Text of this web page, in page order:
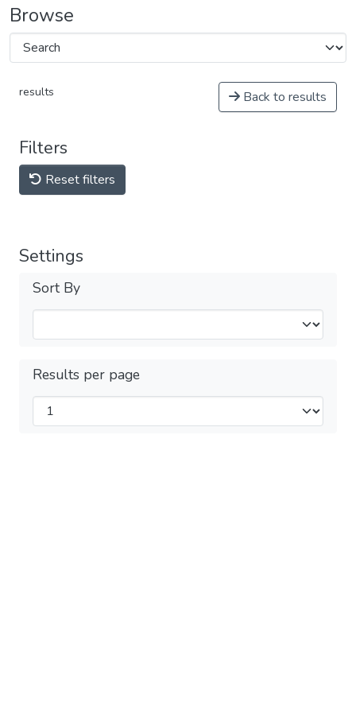
Browse
results Back to results
Filters
Reset filters
Settings
Sort By
Results per page